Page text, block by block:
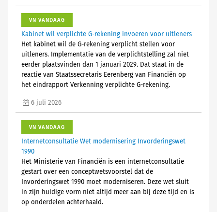
VN VANDAAG
Kabinet wil verplichte G-rekening invoeren voor uitleners
Het kabinet wil de G-rekening verplicht stellen voor
uitleners. Implementatie van de verplichtstelling zal niet
eerder plaatsvinden dan 1 januari 2029. Dat staat in de
reactie van Staatssecretaris Eerenberg van Financiën op
het eindrapport Verkenning verplichte G-rekening.
6 juli 2026
VN VANDAAG
Internetconsultatie Wet modernisering Invorderingswet
1990
Het Ministerie van Financiën is een internetconsultatie
gestart over een conceptwetsvoorstel dat de
Invorderingswet 1990 moet moderniseren. Deze wet sluit
in zijn huidige vorm niet altijd meer aan bij deze tijd en is
op onderdelen achterhaald.